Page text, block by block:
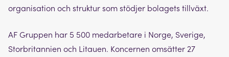
organisation och struktur som stödjer bolagets tillväxt.
AF Gruppen har 5 500 medarbetare i Norge, Sverige,
Storbritannien och Litauen. Koncernen omsätter 27